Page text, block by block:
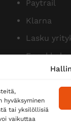
tai yksilöllisiä
vaikuttaa
Paytrail
Klarna
Lasku